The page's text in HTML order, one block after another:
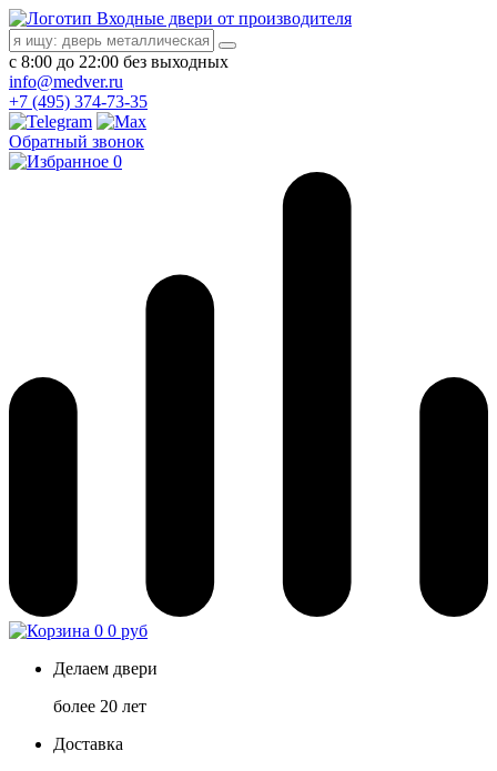
Входные двери от производителя
с 8:00 до 22:00 без выходных
info@medver.ru
+7 (495) 374-73-35
Обратный звонок
0
0 0 руб
Делаем двери
более 20 лет
Доставка